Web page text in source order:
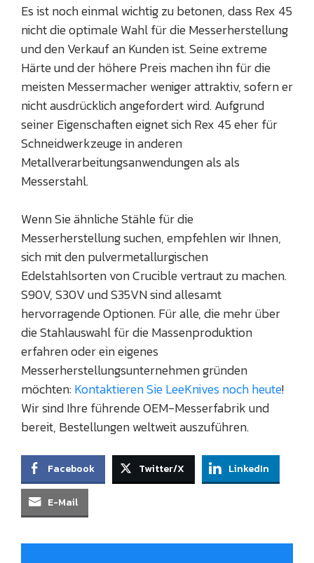
Es ist noch einmal wichtig zu betonen, dass Rex 45
nicht die optimale Wahl für die Messerherstellung
und den Verkauf an Kunden ist. Seine extreme
Härte und der höhere Preis machen ihn für die
meisten Messermacher weniger attraktiv, sofern er
nicht ausdrücklich angefordert wird. Aufgrund
seiner Eigenschaften eignet sich Rex 45 eher für
Schneidwerkzeuge in anderen
Metallverarbeitungsanwendungen als als
Messerstahl.
Wenn Sie ähnliche Stähle für die
Messerherstellung suchen, empfehlen wir Ihnen,
sich mit den pulvermetallurgischen
Edelstahlsorten von Crucible vertraut zu machen.
S90V, S30V und S35VN sind allesamt
hervorragende Optionen. Für alle, die mehr über
die Stahlauswahl für die Massenproduktion
erfahren oder ein eigenes
Messerherstellungsunternehmen gründen
möchten:Kontaktieren Sie LeeKnives noch heute!
Wir sind Ihre führende OEM-Messerfabrik und
bereit, Bestellungen weltweit auszuführen.
Facebook Twitter/X LinkedIn
E-Mail